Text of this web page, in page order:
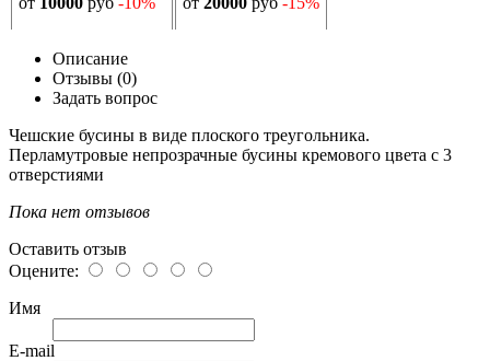
Описание
Отзывы (0)
Задать вопрос
Чешские бусины в виде плоского треугольника.
Перламутровые непрозрачные бусины кремового цвета с 3
отверстиями
Пока нет отзывов
Оставить отзыв
Оцените:
Имя
E-mail